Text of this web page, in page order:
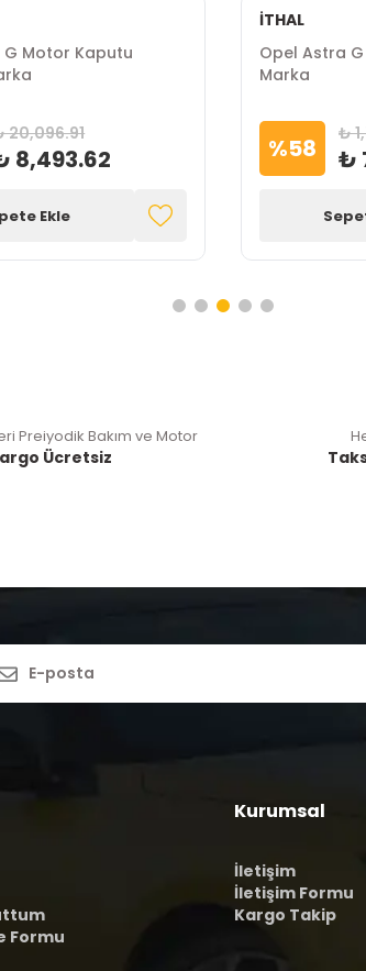
Motor Kaputu
20,096.91
8,493.62
Ekle
İTHAL
Opel Astra G
Marka
%58 ₺
₺
Preiyodik Bakım ve Motor
Ücretsiz
Formu
Kurumsal
İletişim
İletişim Formu
Kargo Takip